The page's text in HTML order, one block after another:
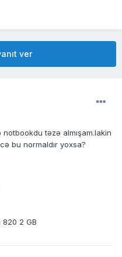
ver
təzə almışam.lakin
bu normaldır yoxsa?
2 GB